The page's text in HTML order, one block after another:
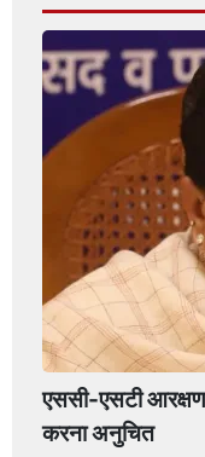
एससी-एसटी
करना अनुचित